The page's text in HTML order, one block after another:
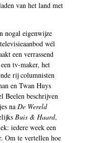
van het land met
nogal eigenwijze
wél
een verrassend
tv-maker, het
rij columnisten
en Twan Huys
Beelen beschrijven
na De Wereld
Buis & Haard,
iedere week een
Om te vertellen hoe